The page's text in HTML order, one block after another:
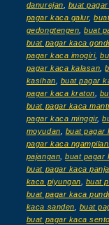
danurejan
buat
pagar kaca galur,
gedongtengen ,buat
buat pagar kaca
pagar kaca imogiri,
pagar kaca kalasan ,
kasihan
buat pagar
pagar kaca kraton
buat pagar kaca
pagar kaca minggir,
moyudan
buat pagar
pagar kaca ngampilan
pajangan ,buat pagar
buat pagar kaca
kaca piyungan
buat
buat pagar kaca
kaca sanden
buat
buat pagar kaca